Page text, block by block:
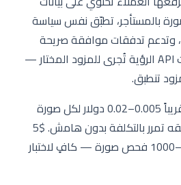
بالمستأجر، تطبّق نفس سياسة
وتدعم تدفقات موافقة صريحة
لوثائق الهوية. استدعاءات API الرؤية تُجرى للمزود المختار —
تنطبق.
: الرؤية تضيف تقريباً 0.005–0.02 دولار لكل صورة
بأسعار المزودين الحالية. ثقه تمرر بالتكلفة بدون هامش. $5
رصيد البداية يغطي ~300–1000 فحص صورة — كافٍ لاختبار